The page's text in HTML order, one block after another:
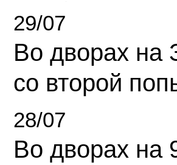
29/07
Во дворах на
со второй
28/07
Во дворах на